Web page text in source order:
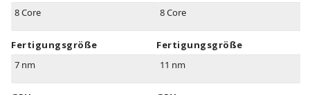
8 Core
Fertigungsgröße
7 nm
8 Core
Fertigungsgröße
11 nm